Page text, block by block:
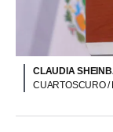
CLAUDIA
CUARTOSCURO /